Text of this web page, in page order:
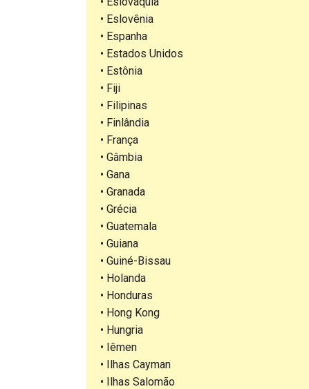
• Eslovênia
• Espanha
• Estados Unidos
• Estônia
• Fiji
• Filipinas
• Finlândia
• França
• Gâmbia
• Gana
• Granada
• Grécia
• Guatemala
• Guiana
• Guiné-Bissau
• Holanda
• Honduras
• Hong Kong
• Hungria
• Iêmen
• Ilhas Cayman
• Ilhas Salomão